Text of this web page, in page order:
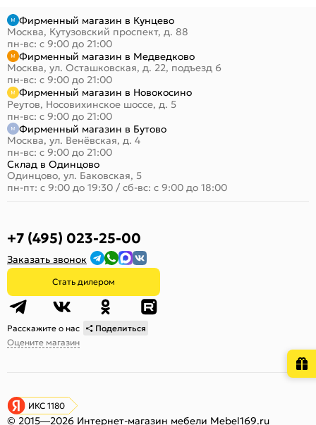
Фирменный магазин в Кунцево
Москва, Кутузовский проспект, д. 88
пн-вс: с 9:00 до 21:00
Фирменный магазин в Медведково
Москва, ул. Осташковская, д. 22, подъезд 6
пн-вс: с 9:00 до 21:00
Фирменный магазин в Новокосино
Реутов, Носовихинское шоссе, д. 5
пн-вс: с 9:00 до 21:00
Фирменный магазин в Бутово
Москва, ул. Венёвская, д. 4
пн-вс: с 9:00 до 21:00
Склад в Одинцово
Одинцово, ул. Баковская, 5
пн-пт: с 9:00 до 19:30 / сб-вс: с 9:00 до 18:00
+7 (495) 023-25-00
Заказать звонок
Стать дилером
Расскажите о нас
Поделиться
Оцените магазин
ИКС 1180
© 2015—2026 Интернет-магазин мебели Mebel169.ru